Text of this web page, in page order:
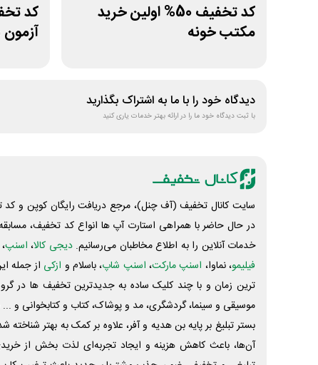
کد تخفیف 50% اولین خرید
مکتب خونه
دیدگاه خود را با ما به اشتراک بگذارید
با ثبت دیدگاه خود ما را در ارائه بهتر خدمات یاری کنید
سایت کانال تخفیف (آف چنل)، مرجع دریافت رایگان کوپن و
در حال حاضر با همراهی استارت آپ ها انواع کد تخفیف،
خدمات آنلاین را به اطلاع مخاطبان می‌رسانیم. دیجی کالا، اسنپ
فیلیمو، نماوا، اسنپ مارکت، اسنپ شاپ، باسلام و ازکی از جمله
ترین زمان و با چند کلیک ساده به جدیدترین تخفیف ها در گروه
موسیقی و سینما، گردشگری، مد و پوشاک، کتاب و کتابخوانی و
بستر تبلیغ بر پایه بن هدیه و آفر، علاوه بر کمک به بهتر
آن‌ها، باعث کاهش هزینه و ایجاد تجربه‌ای لذت بخش از